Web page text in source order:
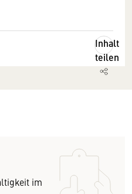
Inhalt
teilen
im